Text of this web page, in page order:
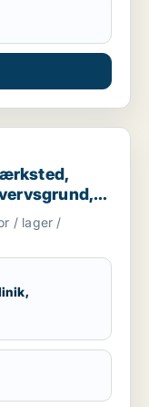
klinik,
til salg i
m.fl.
/ lager /